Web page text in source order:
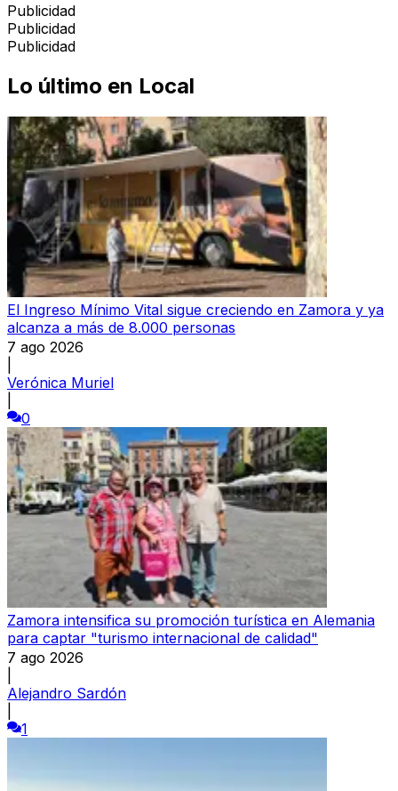
Publicidad
Publicidad
Publicidad
Lo último en Local
El Ingreso Mínimo Vital sigue creciendo en Zamora y ya
alcanza a más de 8.000 personas
7 ago 2026
Verónica Muriel
0
Zamora intensifica su promoción turística en Alemania
para captar "turismo internacional de calidad"
7 ago 2026
Alejandro Sardón
1